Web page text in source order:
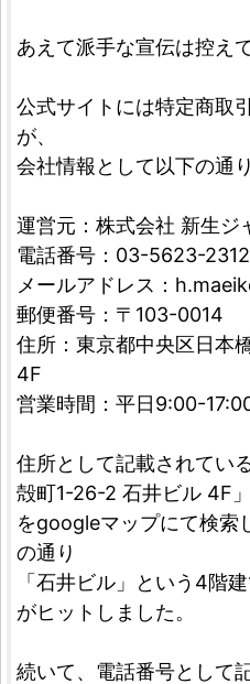
あえて派手な宣伝は控え
公式サイトには特定商取
が、
会社情報として以下の通
運営元：株式会社 新生ジ
電話番号：03-5623-2312
メールアドレス：
郵便番号：〒103-0014
住所：東京都中央区日
4F
営業時間：平日9:00-
住所として記載されてい
殻町1-26-2 石井ビル 4F」
をgoogleマップにて検索
の通り
「石井ビル」という4階
がヒットしました。
続いて、電話番号として